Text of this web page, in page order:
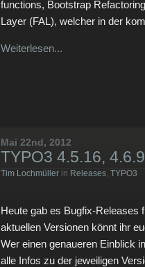
functions, Bootstrap
Layer (FAL), welcher in der
Weiterlesen...
Mai 22nd, 2012
TYPO3 4.5.16,
Tim Lochmüller in Releases, TYPO3
Heute gab es Bugfix-Releases
aktuellen Versionen könnt ihr
Wer einen genaueren Einblick
alle Infos zu der jeweiligen